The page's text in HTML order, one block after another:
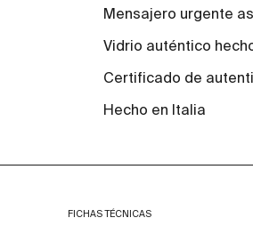
Mensajero urgente
Vidrio auténtico
Certificado de
Hecho en Italia
FICHAS TÉCNICAS